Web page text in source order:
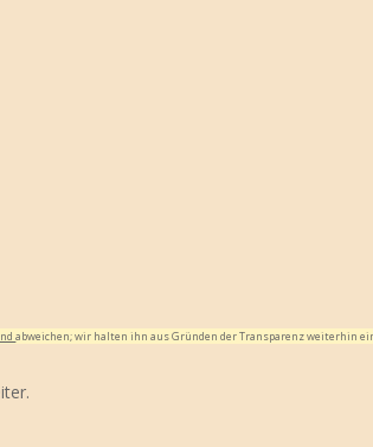
abweichen; wir halten ihn aus Gründen der Transparenz weiterhin